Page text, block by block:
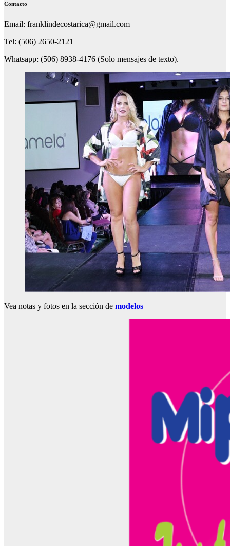
Contacto
Email: franklindecostarica@gmail.com
Tel: (506) 2650-2121
Whatsapp: (506) 8938-4176 (Solo mensajes de texto).
Vea notas y fotos en la sección de modelos